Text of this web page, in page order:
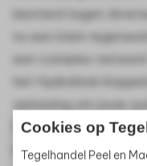
bestand tegen
nu een klein
een complex
het Hydroblob
oplossing om jouw
Combineer met
een compleet en
Cookies op
Tegelhandel Peel en